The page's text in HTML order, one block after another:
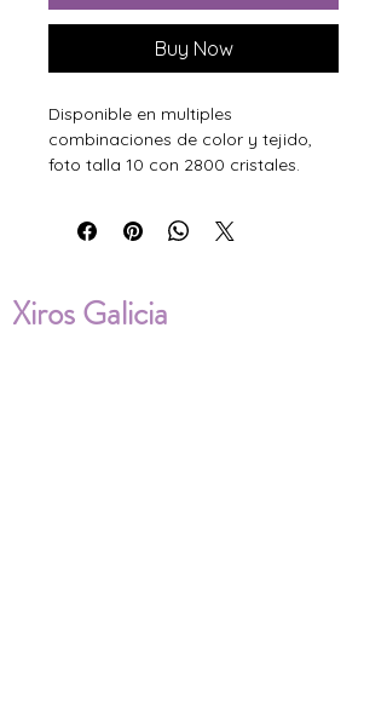
Buy Now
Disponible en multiples
combinaciones de color y tejido,
foto talla 10 con 2800 cristales.
Xiros Galicia